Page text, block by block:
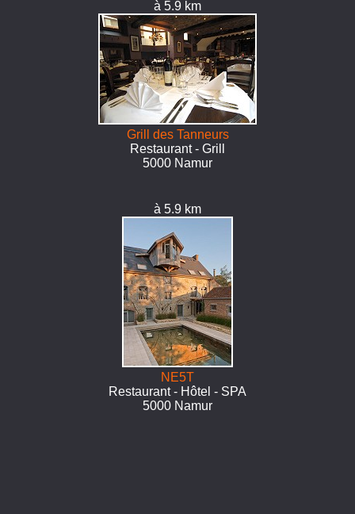
à 5.9 km
Grill des Tanneurs
Restaurant - Grill
5000 Namur
à 5.9 km
NE5T
Restaurant - Hôtel - SPA
5000 Namur